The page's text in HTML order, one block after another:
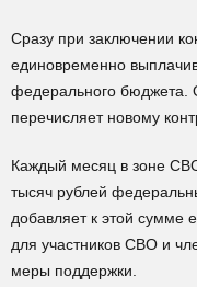
Сразу при заключении
единовременно
федерального бюджета.
перечисляет новому
Каждый месяц в зоне
тысяч рублей
добавляет к этой сумме
для участников СВО и
меры поддержки.